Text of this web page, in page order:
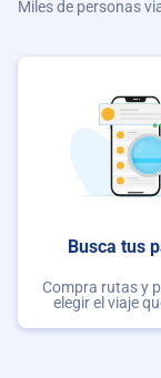
Miles de personas
Busca tus
Compra rutas y
elegir el viaje